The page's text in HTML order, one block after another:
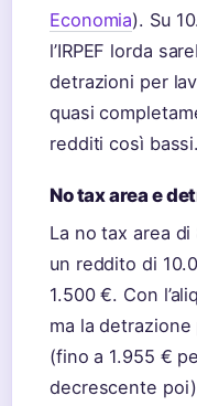
Economia). Su
l’IRPEF lorda
detrazioni per
quasi
redditi così bassi.
No tax area e
La no tax area
un reddito di
1.500 €. Con
ma la
(fino a 1.955 €
decrescente